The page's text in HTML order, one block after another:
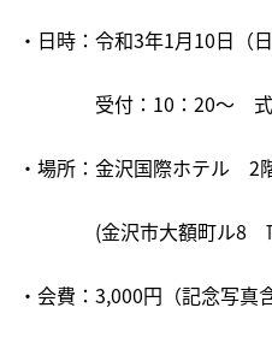
・日時：令和3年1月10日（日
受付：10：20〜 式
・場所：金沢国際ホテル 2
(金沢市大額町ル8 ℡
・会費：3,000円（記念写真